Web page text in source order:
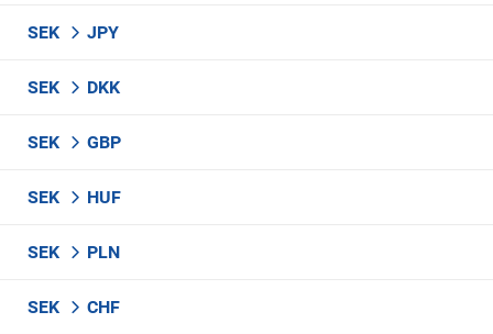
SEK JPY
SEK DKK
SEK GBP
SEK HUF
SEK PLN
SEK CHF